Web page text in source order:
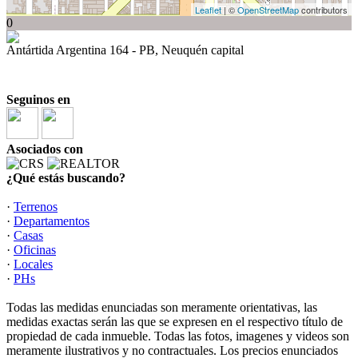
Leaflet | ©OpenStreetMapcontributors
0
Antártida Argentina 164 - PB, Neuquén capital
Seguinos en
Asociados con
¿Qué estás buscando?
· Terrenos
· Departamentos
· Casas
· Oficinas
· Locales
· PHs
Todas las medidas enunciadas son meramente orientativas, las
medidas exactas serán las que se expresen en el respectivo título de
propiedad de cada inmueble. Todas las fotos, imagenes y videos son
meramente ilustrativos y no contractuales. Los precios enunciados